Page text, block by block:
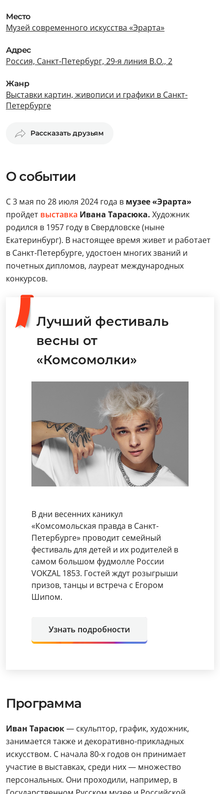
Место
Музей современного искусства «Эрарта»
Адрес
Россия, Санкт-Петербург, 29-я линия В.О., 2
Жанр
Выставки картин, живописи и графики в Санкт-
Петербурге
Рассказать друзьям
О событии
С 3 мая по 28 июля 2024 года в музее «Эрарта»
пройдет выставка Ивана Тарасюка. Художник
родился в 1957 году в Свердловске (ныне
Екатеринбург). В настоящее время живет и работает
в Санкт-Петербурге, удостоен многих званий и
почетных дипломов, лауреат международных
конкурсов.
Лучший фестиваль
весны от
«Комсомолки»
В дни весенних каникул
«Комсомольская правда в Санкт-
Петербурге» проводит семейный
фестиваль для детей и их родителей в
самом большом фудмолле России
VOKZAL 1853. Гостей ждут розыгрыши
призов, танцы и встреча с Егором
Шипом.
Узнать подробности
Программа
Иван Тарасюк— скульптор, график, художник,
занимается также и декоративно-прикладных
искусством. С начала 80-х годов он принимает
участие в выставках, среди них — множество
персональных. Они проходили, например, в